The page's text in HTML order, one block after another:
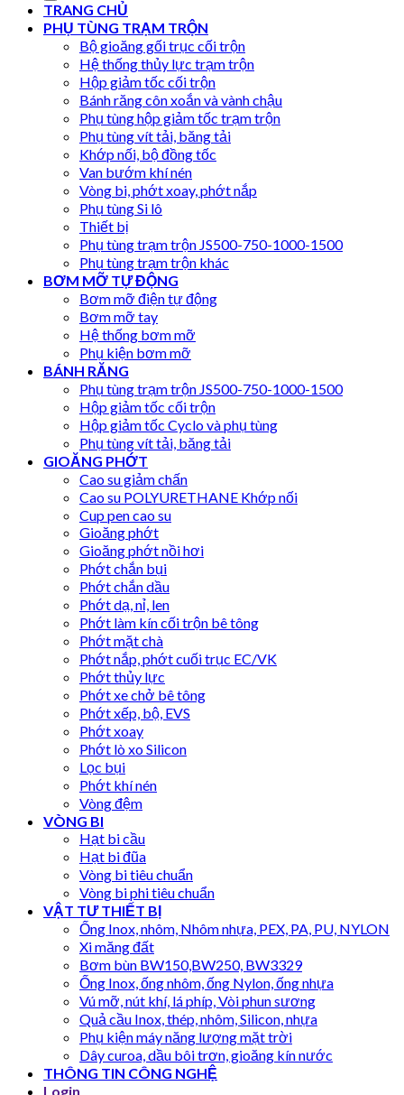
TRANG CHỦ
PHỤ TÙNG TRẠM TRỘN
Bộ gioăng gối trục cối trộn
Hệ thống thủy lực trạm trộn
Hộp giảm tốc cối trộn
Bánh răng côn xoắn và vành chậu
Phụ tùng hộp giảm tốc trạm trộn
Phụ tùng vít tải, băng tải
Khớp nối, bộ đồng tốc
Van bướm khí nén
Vòng bi, phớt xoay, phớt nắp
Phụ tùng Si lô
Thiết bị
Phụ tùng trạm trộn JS500-750-1000-1500
Phụ tùng trạm trộn khác
BƠM MỠ TỰ ĐỘNG
Bơm mỡ điện tự động
Bơm mỡ tay
Hệ thống bơm mỡ
Phụ kiện bơm mỡ
BÁNH RĂNG
Phụ tùng trạm trộn JS500-750-1000-1500
Hộp giảm tốc cối trộn
Hộp giảm tốc Cyclo và phụ tùng
Phụ tùng vít tải, băng tải
GIOĂNG PHỚT
Cao su giảm chấn
Cao su POLYURETHANE Khớp nối
Cup pen cao su
Gioăng phớt
Gioăng phớt nồi hơi
Phớt chắn bụi
Phớt chắn dầu
Phớt dạ, nỉ, len
Phớt làm kín cối trộn bê tông
Phớt mặt chà
Phớt nắp, phớt cuối trục EC/VK
Phớt thủy lực
Phớt xe chở bê tông
Phớt xếp, bộ, EVS
Phớt xoay
Phớt lò xo Silicon
Lọc bụi
Phớt khí nén
Vòng đệm
VÒNG BI
Hạt bi cầu
Hạt bi đũa
Vòng bi tiêu chuẩn
Vòng bi phi tiêu chuẩn
VẬT TƯ THIẾT BỊ
Ống Inox, nhôm, Nhôm nhựa, PEX, PA, PU, NYLON
Xi măng đất
Bơm bùn BW150,BW250, BW3329
Ống Inox, ống nhôm, ống Nylon, ống nhựa
Vú mỡ, nút khí, lá phíp, Vòi phun sương
Quả cầu Inox, thép, nhôm, Silicon, nhựa
Phụ kiện máy năng lượng mặt trời
Dây curoa, dầu bôi trơn, gioăng kín nước
THÔNG TIN CÔNG NGHỆ
Login